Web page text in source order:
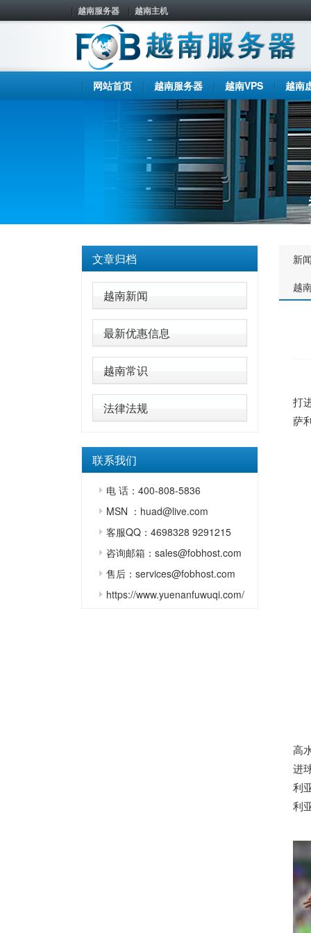
越南服务器 越南主机
网站首页 越南服务器 越南VPS 越南
文章归档
越南新闻
最新优惠信息
越南常识
法律法规
联系我们
电 话：400-808-5836
MSN ：huad@live.com
客服QQ：4698328 9291215
咨询邮箱：sales@fobhost.com
售后：services@fobhost.com
https://www.yuenanfuwuqi.com/
新
越
打
萨
高
进
利
利